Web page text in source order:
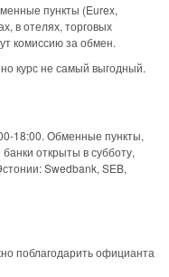
пункты (Eurex,
в отелях, торговых
комиссию за обмен.
курс не самый выгодный.
18:00. Обменные пункты,
открыты в субботу,
Swedbank, SEB,
поблагодарить официанта